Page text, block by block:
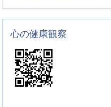
心の健康観察